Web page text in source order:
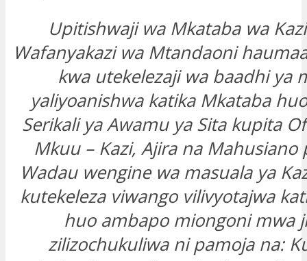
Upitishwaji wa Mkataba wa
Wafanyakazi wa Mtandaoni
kwa utekelezaji wa baadhi ya
yaliyoanishwa katika Mkataba
Serikali ya Awamu ya Sita kupita
Mkuu – Kazi, Ajira na Mahusiano
Wadau wengine wa masuala ya
kutekeleza viwango vilivyotajwa
huo ambapo miongoni mwa
zilizochukuliwa ni pamoja na: